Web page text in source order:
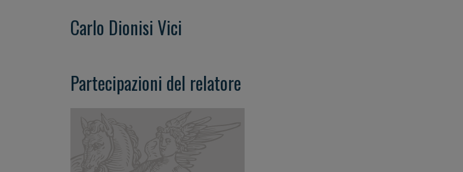
Carlo Dionisi Vici
Partecipazioni del relatore